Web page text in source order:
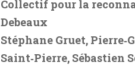
Collectif pour la
Debeaux
Stéphane Gruet,
Saint‐Pierre, Sébastien